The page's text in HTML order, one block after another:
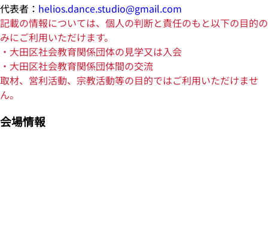
代表者： helios.dance.studio@gmail.com
記載の情報については、個人の判断と責任のもと以下の目的の
みにご利用いただけます。
・大田区社会教育関係団体の見学又は入会
・大田区社会教育関係団体間の交流
取材、営利活動、宗教活動等の目的ではご利用いただけませ
ん。
会場情報